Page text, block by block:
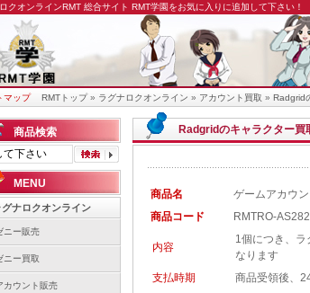
クオンラインRMT 総合サイト RMT学園をお気に入りに追加して下さい！
マップ RMTトップ» ラグナロクオンライン » アカウント買取 » Radgrid
商品検索
MENU
グナロクオンライン
ニー販売
ニー買取
カウント販売
Radgridのキャラクター買
商品名
ゲームアカウン
商品コード
RMTRO-AS282
内容
1個につき、ラ
なります
支払時期
商品受領後、